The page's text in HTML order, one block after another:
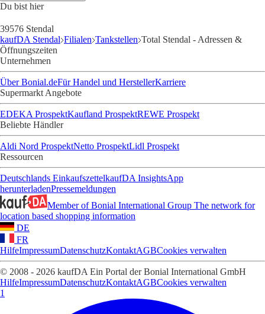
Du bist hier
39576 Stendal
kaufDA Stendal Filialen Tankstellen Total Stendal - Adressen &
Öffnungszeiten
Unternehmen
Über Bonial.deFür Handel und HerstellerKarriere
Supermarkt Angebote
EDEKA ProspektKaufland ProspektREWE Prospekt
Beliebte Händler
Aldi Nord ProspektNetto ProspektLidl Prospekt
Ressourcen
Deutschlands EinkaufszettelkaufDA InsightsApp
herunterladenPressemeldungen
Member of Bonial International Group The network for
location based shopping information
DE
FR
HilfeImpressumDatenschutzKontaktAGBCookies verwalten
© 2008 - 2026 kaufDA Ein Portal der Bonial International GmbH
HilfeImpressumDatenschutzKontaktAGBCookies verwalten
1